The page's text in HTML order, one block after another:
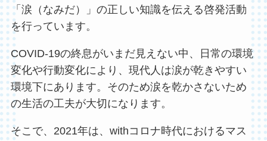
「涙（なみだ）」の正しい知識を伝える啓発活動
を行っています。
COVID-19の終息がいまだ見えない中、日常の環境
変化や行動変化により、現代人は涙が乾きやすい
環境下にあります。そのため涙を乾かさないため
の生活の工夫が大切になります。
そこで、2021年は、withコロナ時代におけるマス